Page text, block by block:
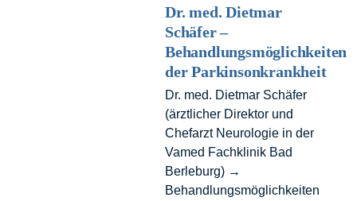
Dr. med. Dietmar
Schäfer –
Behandlungsmöglichkeiten
der Parkinsonkrankheit
Dr. med. Dietmar Schäfer
(ärztlicher Direktor und
Chefarzt Neurologie in der
Vamed Fachklinik Bad
Berleburg) →
Behandlungsmöglichkeiten